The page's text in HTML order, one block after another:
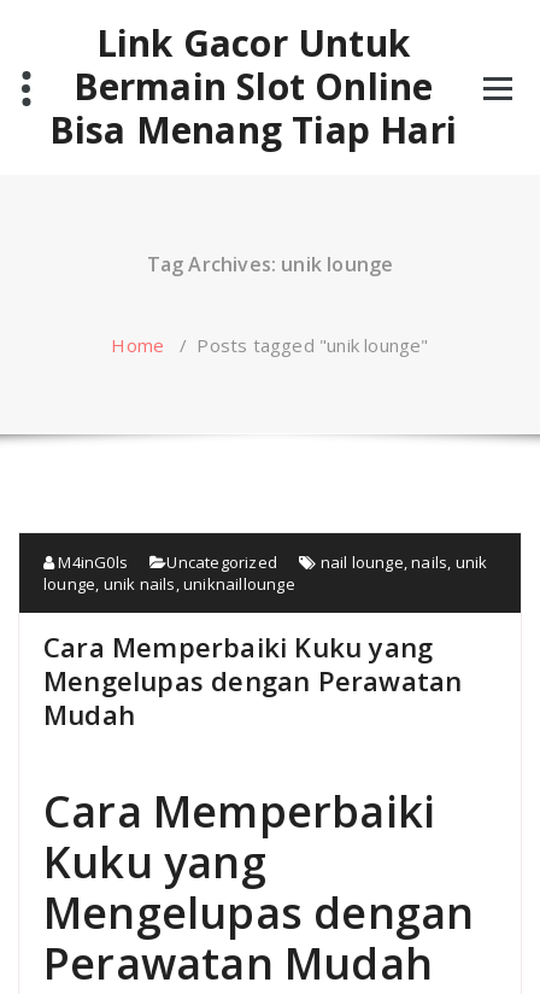
Link Gacor Untuk
Bermain Slot Online
Bisa Menang Tiap Hari
Tag Archives: unik lounge
Home / Posts tagged "unik lounge"
M4inG0ls Uncategorized nail lounge ,nails unik
lounge unik nails ,uniknaillounge
Cara Memperbaiki Kuku yang
Mengelupas dengan Perawatan
Mudah
Cara Memperbaiki
Kuku yang
Mengelupas dengan
Perawatan Mudah